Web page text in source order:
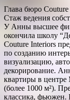
Глава бюро
Стаж ведения
У Анны высшее
окончила школу
Couture Interiors
по созданию
визуализацию,
декорирование.
квартиры в центре
(более 1000 м²).
классика, ­фьюжен.